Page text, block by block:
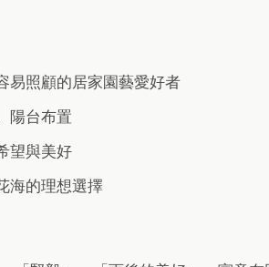
易照顧的居家園藝愛好者
陽台布置
望與美好
海的理想選擇